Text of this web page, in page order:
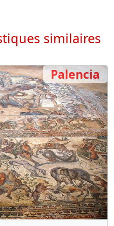
similaires
Palencia